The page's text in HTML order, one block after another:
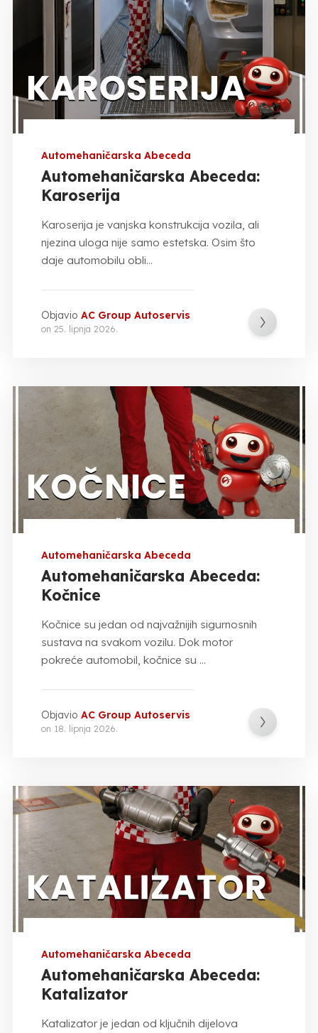
Automehaničarska Abeceda
Automehaničarska Abeceda:
Karoserija
Karoserija je vanjska konstrukcija vozila, ali
njezina uloga nije samo estetska. Osim što
daje automobilu obli...
Objavio AC Group Autoservis
on 25. lipnja 2026.
Automehaničarska Abeceda
Automehaničarska Abeceda:
Kočnice
Kočnice su jedan od najvažnijih sigurnosnih
sustava na svakom vozilu. Dok motor
pokreće automobil, kočnice su ...
Objavio AC Group Autoservis
on 18. lipnja 2026.
Automehaničarska Abeceda
Automehaničarska Abeceda:
Katalizator
Katalizator je jedan od ključnih dijelova